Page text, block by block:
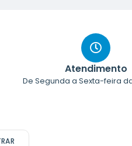
Atendimento
De Segunda a Sexta-feira